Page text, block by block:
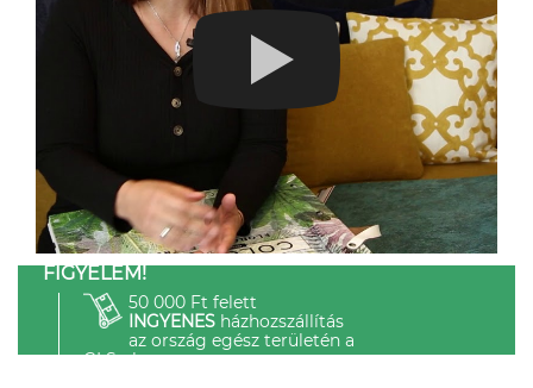
FIGYELEM!
50 000 Ft felett
INGYENESházhozszállítás
az ország egész területén a
GLS-el.